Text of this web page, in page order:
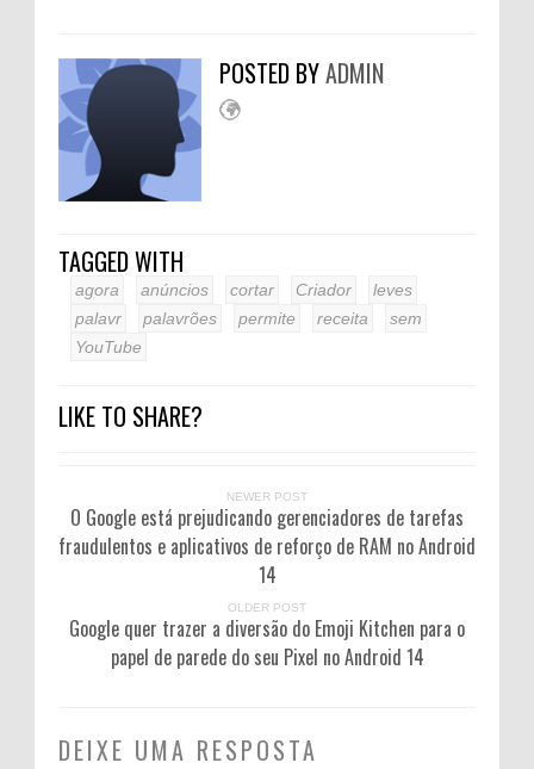
POSTED BYADMIN
TAGGED WITH
agora anúncios cortar Criador
leves
palavr
palavrões permite receita
sem
YouTube
LIKE TO SHARE?
NEWER POST
O Google está prejudicando gerenciadores de tarefas
fraudulentos e aplicativos de reforço de RAM no Android
14
OLDER POST
Google quer trazer a diversão do Emoji Kitchen para o
papel de parede do seu Pixel no Android 14
DEIXE UMA RESPOSTA